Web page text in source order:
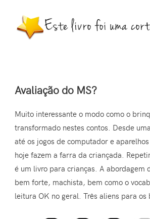
Avaliação do MS?
Muito interessante o modo como o
transformado nestes contos. Desde
até os jogos de computador e
hoje fazem a farra da criançada.
é um livro para crianças. A abordagem
bem forte, machista, bem como o
leitura OK no geral. Três aliens para os